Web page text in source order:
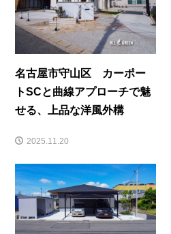
名古屋市守山区 カーポー
トSCと曲線アプローチで魅
せる、上品な洋風外構
2025.11.20